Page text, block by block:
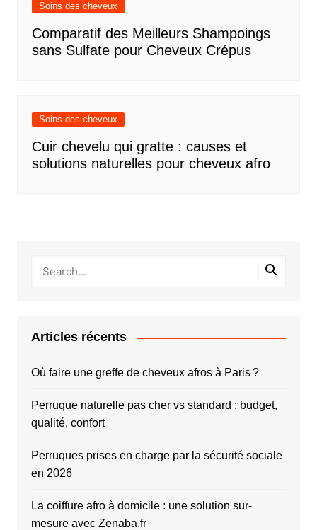
Soins des cheveux
Comparatif des Meilleurs Shampoings
sans Sulfate pour Cheveux Crépus
Soins des cheveux
Cuir chevelu qui gratte : causes et
solutions naturelles pour cheveux afro
Articles récents
Où faire une greffe de cheveux afros à Paris ?
Perruque naturelle pas cher vs standard : budget,
qualité, confort
Perruques prises en charge par la sécurité sociale
en 2026
La coiffure afro à domicile : une solution sur-
mesure avec Zenaba.fr